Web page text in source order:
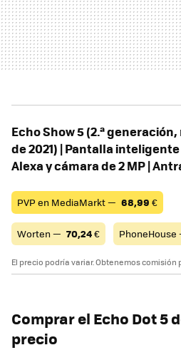
Echo Show 5 (2.ª
de 2021) | Pantalla
Alexa y cámara de 2 MP |
PVP en MediaMarkt — 68,99 €
Worten — 70,24€ PhoneHouse
El precio podría variar. Obtenemos comisión
Comprar el Echo Dot 5
precio